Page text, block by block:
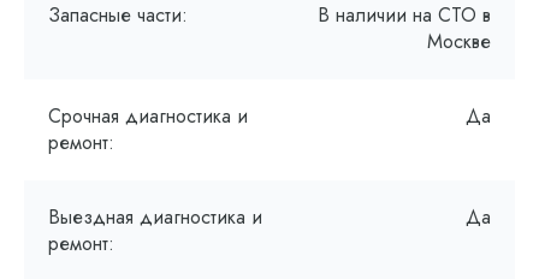
Запасные части:
В наличии на СТО в
Москве
Срочная диагностика и
ремонт:
Да
Выездная диагностика и
ремонт:
Да